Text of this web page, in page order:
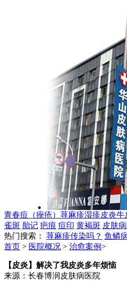
青春痘（痤疮） 荨麻疹湿疹皮炎牛
雀斑 胎记 疤痕 痘印 黄褐斑 皮肤
热门搜索： 荨麻疹传染吗？ 鱼鳞
首页 > 医院概况 > 治愈案例>
【皮炎】解决了我皮炎多年烦恼
来源：长春博润皮肤病医院